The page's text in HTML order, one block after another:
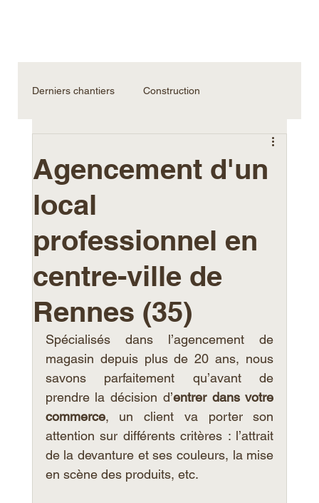
Derniers chantiers Construction
À la une
Agencement d'un
local
professionnel en
centre-ville de
Rennes (35)
Spécialisés dans l’agencement de
magasin depuis plus de 20 ans, nous
savons parfaitement qu’avant de
prendre la décision d’entrer dans votre
commerce, un client va porter son
attention sur différents critères : l’attrait
de la devanture et ses couleurs, la mise
en scène des produits, etc.